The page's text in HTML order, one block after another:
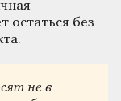
остаться без
не в